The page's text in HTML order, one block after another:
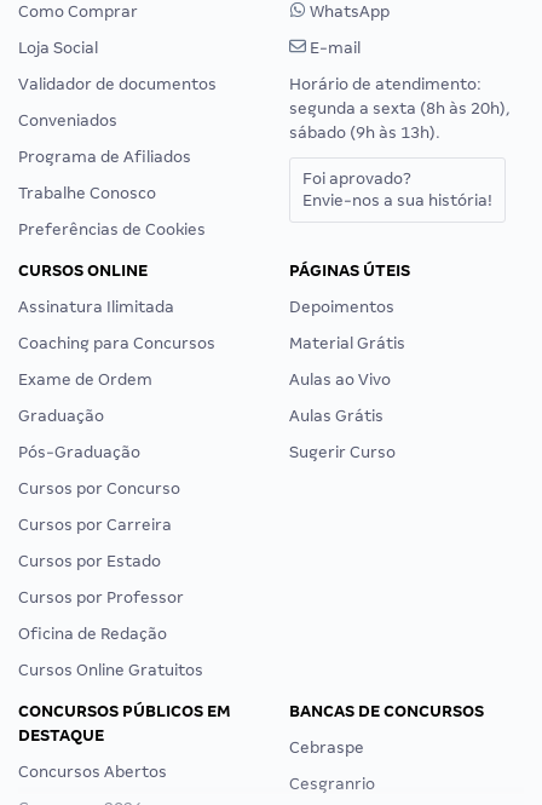
Como Comprar
Loja Social
Validador de documentos
Conveniados
Programa de Afiliados
Trabalhe Conosco
Preferências de Cookies
WhatsApp
E-mail
Horário de atendimento:
segunda a sexta (8h às 20h),
sábado (9h às 13h).
Foi aprovado?
Envie-nos a sua história!
CURSOS ONLINE
Assinatura Ilimitada
Coaching para Concursos
Exame de Ordem
Graduação
Pós-Graduação
Cursos por Concurso
Cursos por Carreira
Cursos por Estado
Cursos por Professor
Oficina de Redação
Cursos Online Gratuitos
PÁGINAS ÚTEIS
Depoimentos
Material Grátis
Aulas ao Vivo
Aulas Grátis
Sugerir Curso
CONCURSOS PÚBLICOS EM
DESTAQUE
Concursos Abertos
BANCAS DE CONCURSOS
Cebraspe
Cesgranrio